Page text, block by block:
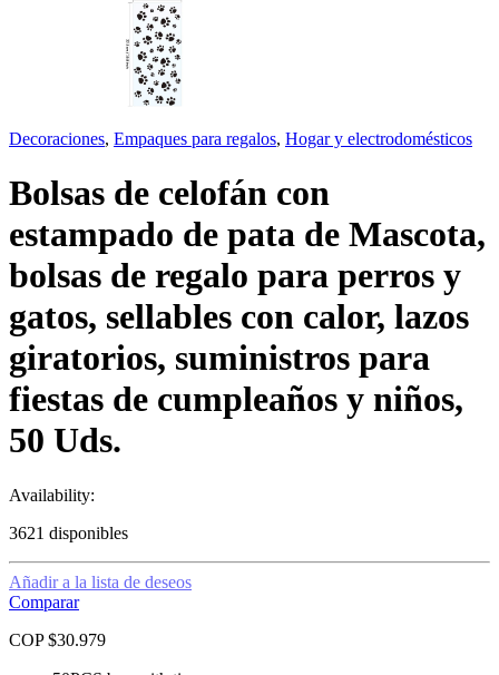
Decoraciones, Empaques para regalos, Hogar y electrodomésticos
Bolsas de celofán con
estampado de pata de Mascota,
bolsas de regalo para perros y
gatos, sellables con calor, lazos
giratorios, suministros para
fiestas de cumpleaños y niños,
50 Uds.
Availability:
3621 disponibles
Añadir a la lista de deseos
Comparar
COP $30.979